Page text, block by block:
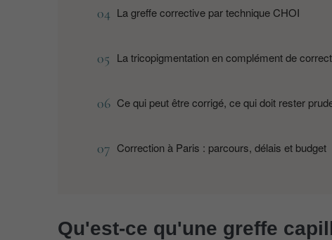
La greffe corrective par technique CHOI
La tricopigmentation en complément de
Ce qui peut être corrigé, ce qui doit rester
Correction à Paris : parcours, délais et budget
Qu'est-ce qu'une greffe